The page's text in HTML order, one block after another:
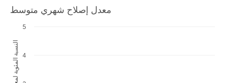
معدل إصلاح شهري متوسط
4
5